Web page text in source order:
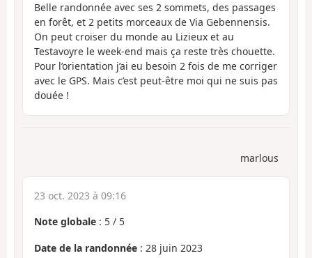
Belle randonnée avec ses 2 sommets, des passages
en forêt, et 2 petits morceaux de Via Gebennensis.
On peut croiser du monde au Lizieux et au
Testavoyre le week-end mais ça reste très chouette.
Pour l’orientation j’ai eu besoin 2 fois de me corriger
avec le GPS. Mais c’est peut-être moi qui ne suis pas
douée !
marlous
23 oct. 2023 à 09:16
Note globale : 5 / 5
Date de la randonnée : 28 juin 2023